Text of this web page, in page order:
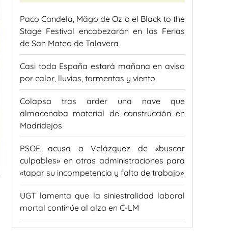
Paco Candela, Mägo de Oz o el Black to the
Stage Festival encabezarán en las Ferias
de San Mateo de Talavera
Casi toda España estará mañana en aviso
por calor, lluvias, tormentas y viento
Colapsa tras arder una nave que
almacenaba material de construcción en
Madridejos
PSOE acusa a Velázquez de «buscar
culpables» en otras administraciones para
«tapar su incompetencia y falta de trabajo»
UGT lamenta que la siniestralidad laboral
mortal continúe al alza en C-LM